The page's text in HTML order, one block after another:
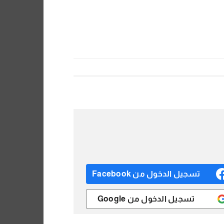
تسجيل الدخول من Facebook
تسجيل الدخول من Google